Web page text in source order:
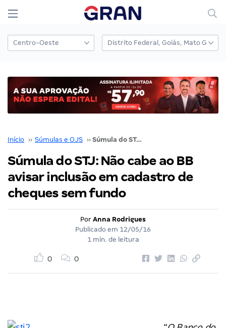
Início ›› Súmulas e OJS ›› Súmula do STJ: Não cabe ao BB avisar inclusão em cadastro de cheques sem fundo
Súmula do STJ: Não cabe ao BB
avisar inclusão em cadastro de
cheques sem fundo
Por Anna Rodrigues
Publicado em 12/05/16
1 min. de leitura
0 0